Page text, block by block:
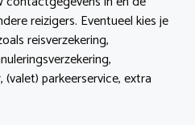
reizigers. Eventueel kies je
reisverzekering,
parkeerservice, extra